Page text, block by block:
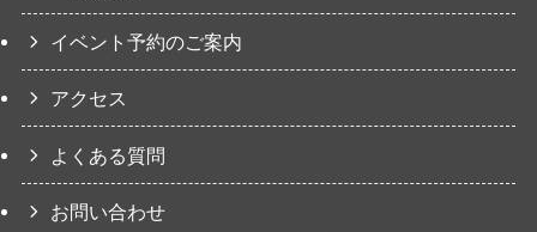
イベント予約のご案内
アクセス
よくある質問
お問い合わせ